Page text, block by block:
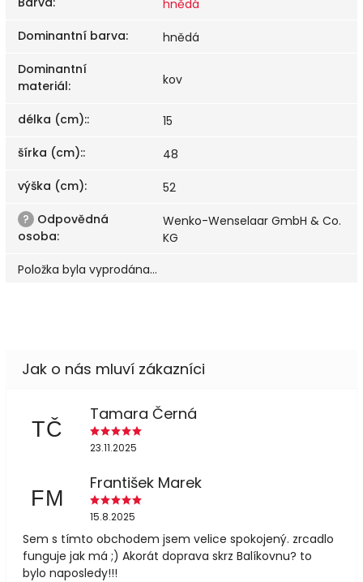
hnědá
Dominantní barva:
hnědá
Dominantní
materiál: kov
délka (cm)::
15
šírka (cm)::
48
výška (cm):
52
? Odpovědná
osoba:
Wenko-Wenselaar GmbH & Co.
KG
Položka byla vyprodána…
TČ
Tamara Černá
23.11.2025
FM
František Marek
15.8.2025
Sem s tímto obchodem jsem velice spokojený. zrcadlo
funguje jak má ;) Akorát doprava skrz Balíkovnu? to
bylo naposledy!!!